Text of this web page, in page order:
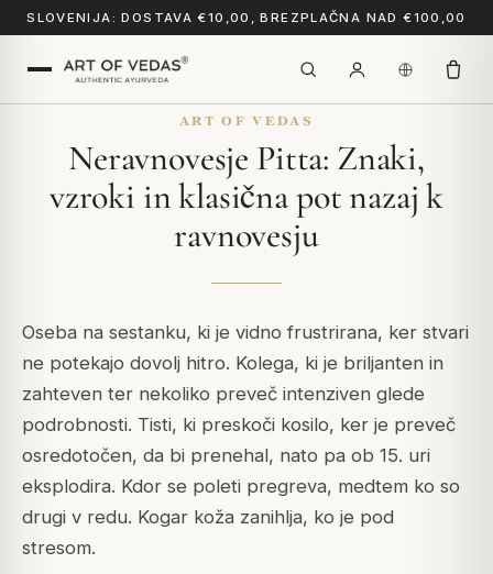
SLOVENIJA: DOSTAVA €10,00, BREZPLAČNA NAD €100,00
ART OF VEDAS
Neravnovesje Pitta: Znaki,
vzroki in klasična pot nazaj k
ravnovesju
Oseba na sestanku, ki je vidno frustrirana, ker stvari
ne potekajo dovolj hitro. Kolega, ki je briljanten in
zahteven ter nekoliko preveč intenziven glede
podrobnosti. Tisti, ki preskoči kosilo, ker je preveč
osredotočen, da bi prenehal, nato pa ob 15. uri
eksplodira. Kdor se poleti pregreva, medtem ko so
drugi v redu. Kogar koža zanihlja, ko je pod
stresom.